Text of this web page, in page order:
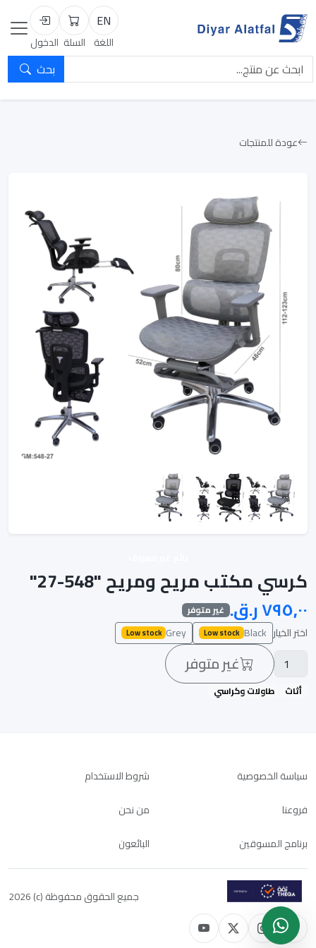
EN
اللغة
السلة
السلة
تسجيل
الدخول
بحث
عودة للمنتجات
كرسي مكتب مريح ومريح "548-27"
غير متوفر
اختر الخيار Black
Low stock
Grey
Low stock
غير متوفر
أثاث طاولات وكراسي
سياسة الخصوصية
شروط الاستخدام
فروعنا
من نحن
برنامج المسوقين
البائعون
جميع الحقوق محفوظة (c) 2026